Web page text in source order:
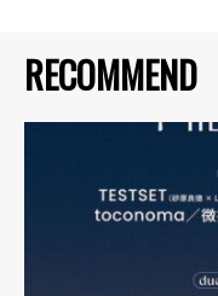
RECOMMEND